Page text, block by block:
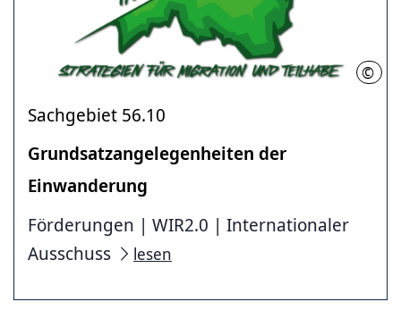
© LHH
Sachgebiet 56.10
Grundsatzangelegenheiten der
Einwanderung
Förderungen | WIR2.0 | Internationaler
Ausschuss
lesen